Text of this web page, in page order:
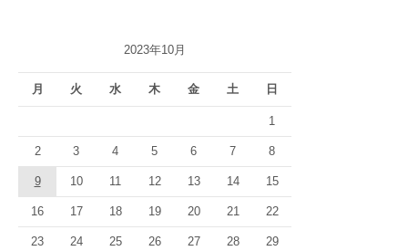
2023年10月
月 火 水 木 金 土 日
1
2 3 4 5 6 7 8
9 10 11 12 13 14 15
16 17 18 19 20 21 22
23 24 25 26 27 28 29